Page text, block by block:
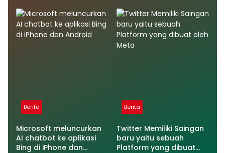
Berita
Microsoft meluncurkan
AI chatbot ke aplikasi
Bing di iPhone dan
Berita
Twitter Memiliki Saingan
baru yaitu sebuah
Platform yang dibuat